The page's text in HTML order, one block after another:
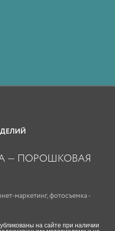
— ПОРОШКОВАЯ
маркетинг,фотосъемка -
на сайте при наличии